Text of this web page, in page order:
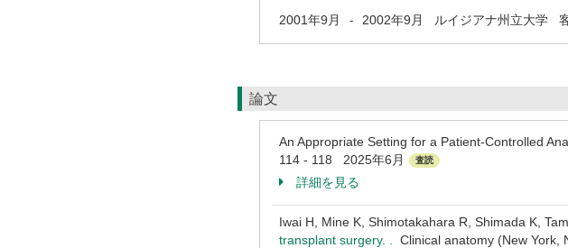
2001年9月 - 2002年9月 ルイジアナ州立大学
論文
An Appropriate Setting for a Patient-Controlled
114 - 118 2025年6月
査読
詳細を見る
Iwai H, Mine K, Shimotakahara R, Shimada K,
transplant surgery. . Clinical anatomy (New